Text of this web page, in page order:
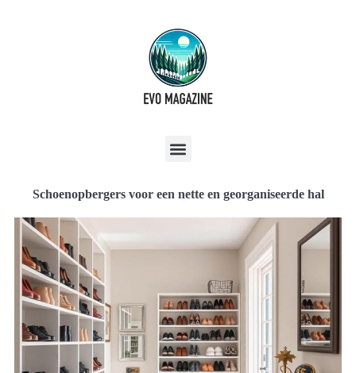
Schoenopbergers voor een nette en georganiseerde hal